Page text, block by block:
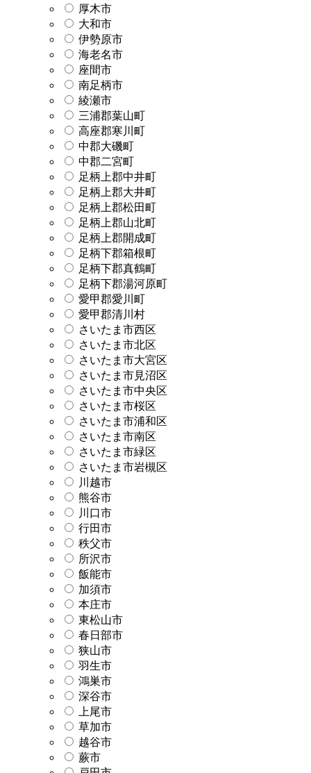
厚木市
大和市
伊勢原市
海老名市
座間市
南足柄市
綾瀬市
三浦郡葉山町
高座郡寒川町
中郡大磯町
中郡二宮町
足柄上郡中井町
足柄上郡大井町
足柄上郡松田町
足柄上郡山北町
足柄上郡開成町
足柄下郡箱根町
足柄下郡真鶴町
足柄下郡湯河原町
愛甲郡愛川町
愛甲郡清川村
さいたま市西区
さいたま市北区
さいたま市大宮区
さいたま市見沼区
さいたま市中央区
さいたま市桜区
さいたま市浦和区
さいたま市南区
さいたま市緑区
さいたま市岩槻区
川越市
熊谷市
川口市
行田市
秩父市
所沢市
飯能市
加須市
本庄市
東松山市
春日部市
狭山市
羽生市
鴻巣市
深谷市
上尾市
草加市
越谷市
蕨市